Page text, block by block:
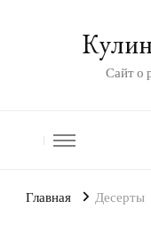
Сайт о
Главная Десерты